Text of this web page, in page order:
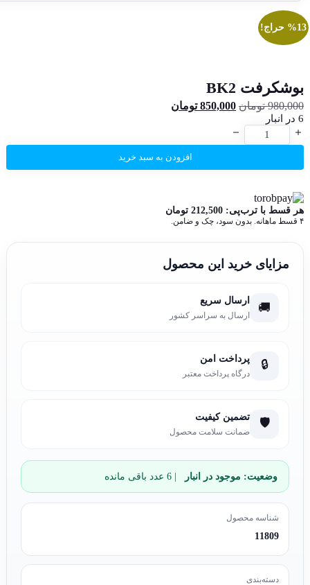
%13 حراج!
بوشکرفت BK2
980,000 تومان 850,000 تومان
6 در انبار
افزودن به سبد خرید
هر قسط با ترب‌پی: 212,500 تومان
۴ قسط ماهانه. بدون سود، چک و ضامن.
مزایای خرید این محصول
🚚 ارسال سریع
ارسال به سراسر کشور
🔒 پرداخت امن
درگاه پرداخت معتبر
🛡️ تضمین کیفیت
ضمانت سلامت محصول
وضعیت: موجود در انبار
شناسه محصول
11809
دسته‌بندی